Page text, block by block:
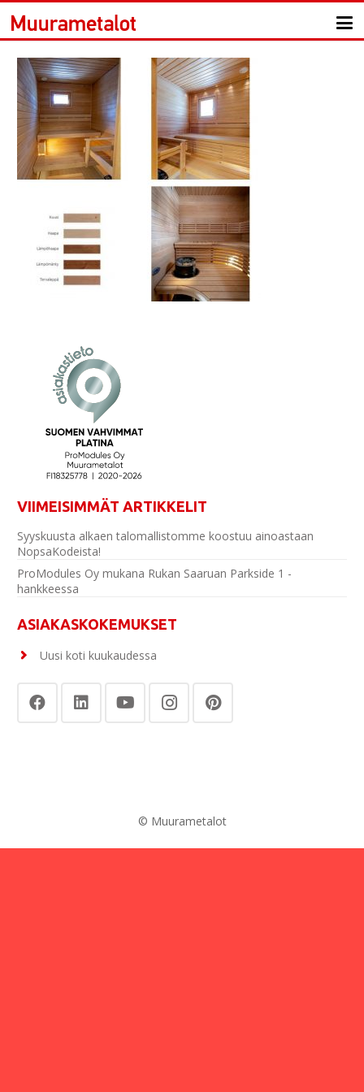
VIIMEISIMMÄT ARTIKKELIT
Syyskuusta alkaen talomallistomme koostuu ainoastaan
NopsaKodeista!
ProModules Oy mukana Rukan Saaruan Parkside 1 -
hankkeessa
ASIAKASKOKEMUKSET
Uusi koti kuukaudessa
© Muurametalot